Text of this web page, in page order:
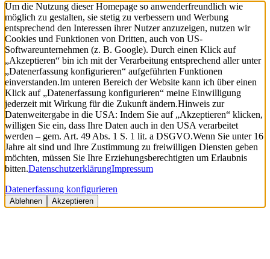
Um die Nutzung dieser Homepage so anwenderfreundlich wie
möglich zu gestalten, sie stetig zu verbessern und Werbung
entsprechend den Interessen ihrer Nutzer anzuzeigen, nutzen wir
Cookies und Funktionen von Dritten, auch von US-
Softwareunternehmen (z. B. Google). Durch einen Klick auf
„Akzeptieren“ bin ich mit der Verarbeitung entsprechend aller unter
„Datenerfassung konfigurieren“ aufgeführten Funktionen
einverstanden.Im unteren Bereich der Website kann ich über einen
Klick auf „Datenerfassung konfigurieren“ meine Einwilligung
jederzeit mit Wirkung für die Zukunft ändern.Hinweis zur
Datenweitergabe in die USA: Indem Sie auf „Akzeptieren“ klicken,
willigen Sie ein, dass Ihre Daten auch in den USA verarbeitet
werden – gem. Art. 49 Abs. 1 S. 1 lit. a DSGVO.Wenn Sie unter 16
Jahre alt sind und Ihre Zustimmung zu freiwilligen Diensten geben
möchten, müssen Sie Ihre Erziehungsberechtigten um Erlaubnis
bitten.DatenschutzerklärungImpressum
Datenerfassung konfigurieren
Ablehnen Akzeptieren